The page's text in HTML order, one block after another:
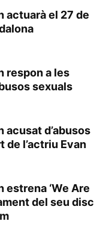
actuarà el 27 de
respon a les
sexuals
acusat d’abusos
de l’actriu Evan
estrena ‘We Are
del seu disc